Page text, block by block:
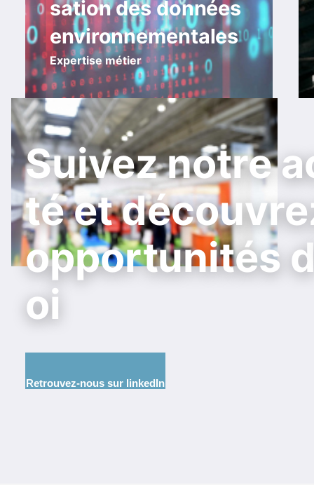
sation des données
environnementales
Expertise métier
Suivez notre
té et
opportunités
oi
Retrouvez-nous sur linkedIn